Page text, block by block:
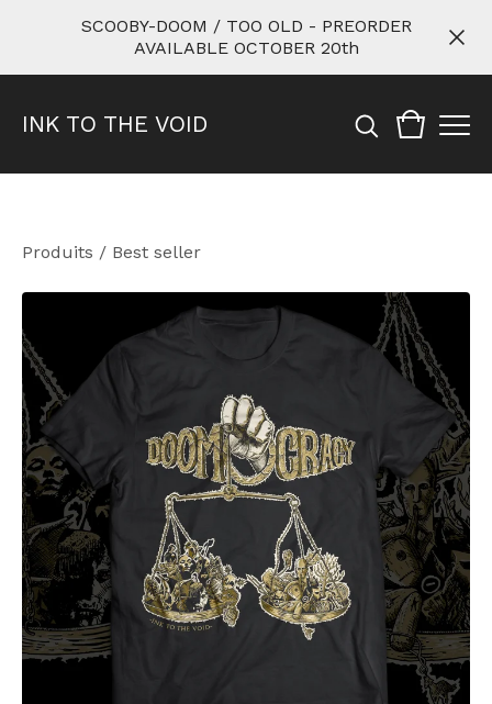
SCOOBY-DOOM / TOO OLD - PREORDER
AVAILABLE OCTOBER 20th
INK TO THE VOID
Produits / Best seller